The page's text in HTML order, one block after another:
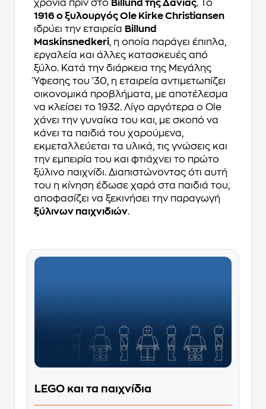
χρόνια πριν στο Billund της Δανίας. Το
1916 ο ξυλουργός Ole Kirke Christiansen
ιδρύει την εταιρεία Billund
Maskinsnedkeri, η οποία παράγει έπιπλα,
εργαλεία και άλλες κατασκευές από
ξύλο. Κατά την διάρκεια της Μεγάλης
Ύφεσης του '30, η εταιρεία αντιμετωπίζει
οικονομικά προβλήματα, με αποτέλεσμα
να κλείσει το 1932. Λίγο αργότερα ο Ole
χάνει την γυναίκα του και, με σκοπό να
κάνει τα παιδιά του χαρούμενα,
εκμεταλλεύεται τα υλικά, τις γνώσεις και
την εμπειρία του και φτιάχνει το πρώτο
ξύλινο παιχνίδι. Διαπιστώνοντας ότι αυτή
του η κίνηση έδωσε χαρά στα παιδιά του,
αποφασίζει να ξεκινήσει την παραγωγή
ξύλινων παιχνιδιών.
LEGO και τα παιχνίδια